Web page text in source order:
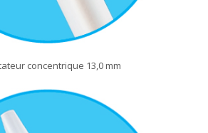
concentrique 13,0 mm